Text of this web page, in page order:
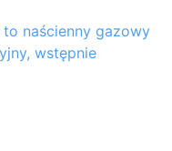
naścienny gazowy
wstępnie